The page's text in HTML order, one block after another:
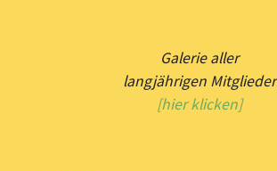
Galerie aller
langjährigen Mitglieder
[hier klicken]